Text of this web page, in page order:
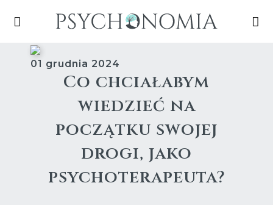
01 grudnia 2024
Co chciałabym
wiedzieć na
początku swojej
drogi, jako
psychoterapeuta?